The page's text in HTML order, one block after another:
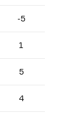
-5
1
5
4